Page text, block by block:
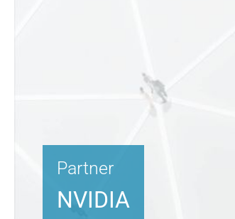
Partner
NVIDIA